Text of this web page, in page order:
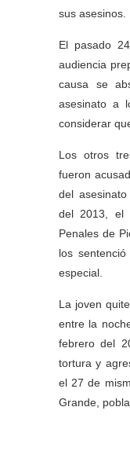
sus asesinos.
El pasado
audiencia
causa se
asesinato a
considerar
Los otros
fueron
del
del 2013, el
Penales de
los
especial.
La joven
entre la
febrero del
tortura y
el 27 de
Grande,